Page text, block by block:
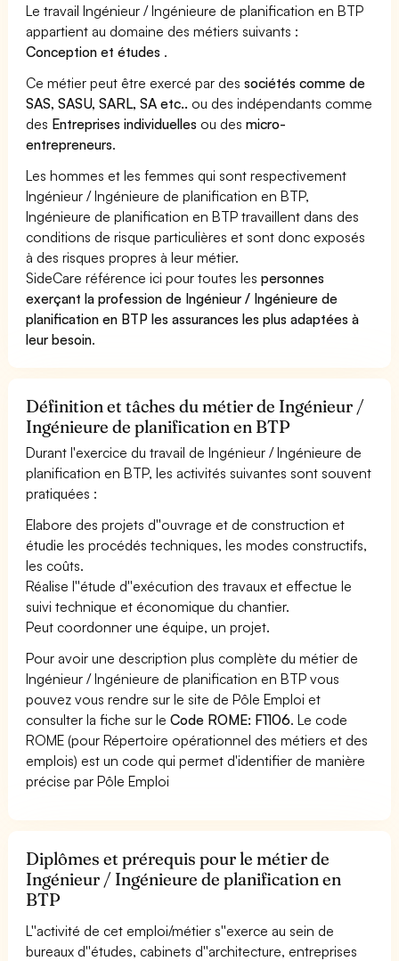
Le travail Ingénieur / Ingénieure de planification en BTP
appartient au domaine des métiers suivants :
Conception et études .
Ce métier peut être exercé par dessociétés comme de
SAS, SASU, SARL, SA etc.. ou des indépendants comme
des Entreprises individuelles ou desmicro-
entrepreneurs.
Les hommes et les femmes qui sont respectivement
Ingénieur / Ingénieure de planification en BTP,
Ingénieure de planification en BTP travaillent dans des
conditions de risque particulières et sont donc exposés
à des risques propres à leur métier.
SideCare référence ici pour toutes lespersonnes
exerçant la profession de Ingénieur / Ingénieure de
planification en BTP les assurances les plus adaptées à
leur besoin.
Définition et tâches du métier de Ingénieur /
Ingénieure de planification en BTP
Durant l'exercice du travail de Ingénieur / Ingénieure de
planification en BTP, les activités suivantes sont souvent
pratiquées :
Elabore des projets d''ouvrage et de construction et
étudie les procédés techniques, les modes constructifs,
les coûts.
Réalise l''étude d''exécution des travaux et effectue le
suivi technique et économique du chantier.
Peut coordonner une équipe, un projet.
Pour avoir une description plus complète du métier de
Ingénieur / Ingénieure de planification en BTP vous
pouvez vous rendre sur le site de Pôle Emploi et
consulter la fiche sur leCode ROME: F1106. Le code
ROME (pour Répertoire opérationnel des métiers et des
emplois) est un code qui permet d'identifier de manière
précise par Pôle Emploi
Diplômes et prérequis pour le métier de
Ingénieur / Ingénieure de planification en
BTP
L''activité de cet emploi/métier s''exerce au sein de
bureaux d''études, cabinets d''architecture, entreprises